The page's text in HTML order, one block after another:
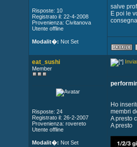
Risposte: 10
Registrato il: 22-4-2008
Provenienza: Civitanova
Utente offline
Modalit�: Not Set
salve
E poi le
eat_sushi
Member
Risposte: 24
Registrato il: 26-2-2007
Provenienza: rovereto
Utente offline
Modalit�: Not Set
Ho
membri
A presto
A presto